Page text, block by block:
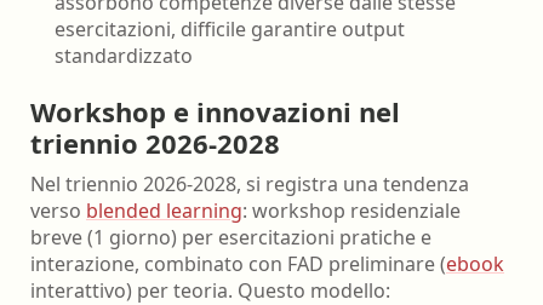
esercitazioni, difficile garantire output
standardizzato
Workshop e innovazioni nel
triennio 2026-2028
Nel triennio 2026-2028, si registra una tendenza
verso blended learning: workshop residenziale
breve (1 giorno) per esercitazioni pratiche e
interazione, combinato con FAD preliminare (ebook
interattivo) per teoria. Questo modello: